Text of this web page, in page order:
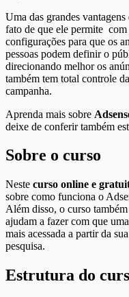
Uma das grandes
fato de que ele permite com
configurações para que os
pessoas podem definir o
direcionando melhor os
também tem total controle
campanha.
Aprenda mais sobre
deixe de conferir também
Sobre o curso
Neste curso online e
sobre como funciona o
Além disso, o curso
ajudam a fazer com que
mais acessada a partir da
pesquisa.
Estrutura do